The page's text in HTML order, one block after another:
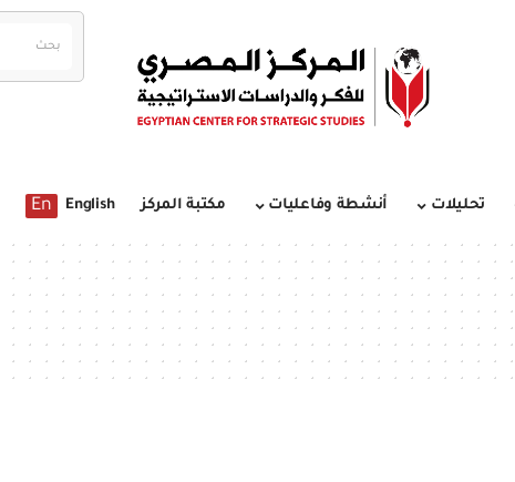
تحليلات أنشطة وفاعليات مكتبة المركز English
En